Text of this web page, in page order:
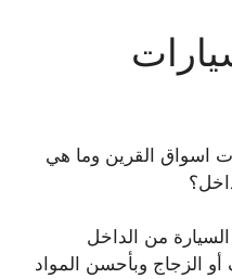
اسواق القرين وما هي
من الداخل
الزجاج وبأحسن المواد